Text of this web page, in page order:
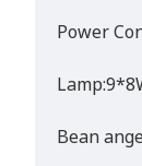
Power
Bean